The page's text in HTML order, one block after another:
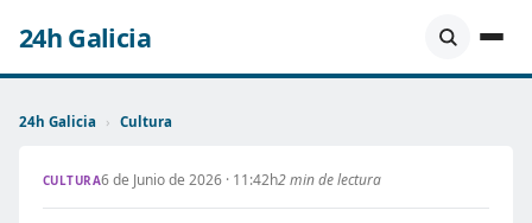
24h Galicia
24h Galicia › Cultura
CULTURA6 de Junio de 2026 · 11:42h2 min de lectura